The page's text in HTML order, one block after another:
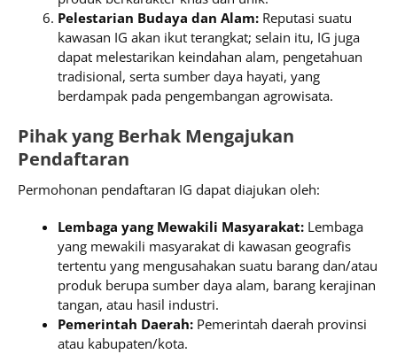
Pelestarian Budaya dan Alam: Reputasi suatu
kawasan IG akan ikut terangkat; selain itu, IG juga
dapat melestarikan keindahan alam, pengetahuan
tradisional, serta sumber daya hayati, yang
berdampak pada pengembangan agrowisata.
Pihak yang Berhak Mengajukan
Pendaftaran
Permohonan pendaftaran IG dapat diajukan oleh:
Lembaga yang Mewakili Masyarakat: Lembaga
yang mewakili masyarakat di kawasan geografis
tertentu yang mengusahakan suatu barang dan/atau
produk berupa sumber daya alam, barang kerajinan
tangan, atau hasil industri.
Pemerintah Daerah: Pemerintah daerah provinsi
atau kabupaten/kota.